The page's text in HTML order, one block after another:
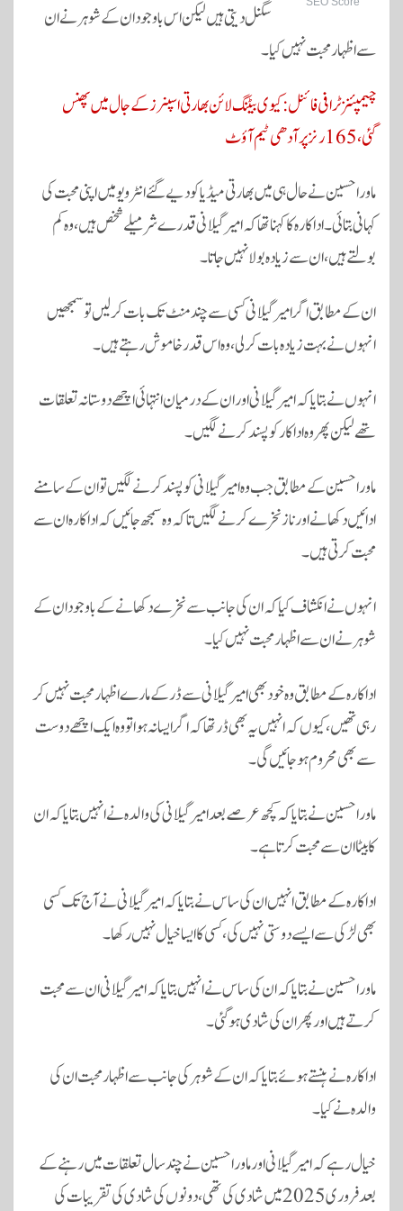
سگنل دیتی ہیں لیکن اس باوجود ان کے شوہر نے ان
سے اظہار محبت نہیں کیا۔
چیمپئنز ٹرافی فائنل: کیوی بیٹنگ لائن بھارتی اسپنرز کے جال میں پھنس
گئی، 165 رنز پر آدھی ٹیم آؤٹ
ماورا حسین نے حال ہی میں بھارتی میڈیا کو دیے گئے انٹرویو میں اپنی محبت کی
کہانی بتائی۔ اداکارہ کا کہنا تھا کہ امیر گیلانی قدرے شرمیلے شخص ہیں، وہ کم
بولتے ہیں، ان سے زیادہ بولا نہیں جاتا۔
ان کے مطابق اگر امیر گیلانی کسی سے چند منٹ تک بات کرلیں تو سمجھیں
انہوں نے بہت زیادہ بات کرلی، وہ اس قدر خاموش رہتے ہیں۔
انہوں نے بتایا کہ امیر گیلانی اور ان کے درمیان انتہائی اچھے دوستانہ تعلقات
تھے لیکن پھر وہ اداکار کو پسند کرنے لگیں۔
ماورا حسین کے مطابق جب وہ امیر گیلانی کو پسند کرنے لگیں تو ان کے سامنے
ادائیں دکھانے اور ناز نخرے کرنے لگیں تاکہ وہ سمجھ جائیں کہ اداکارہ ان سے
محبت کرتی ہیں۔
انہوں نے انکشاف کیا کہ ان کی جانب سے نخرے دکھانے کے باوجود ان کے
شوہر نے ان سے اظہار محبت نہیں کیا۔
اداکارہ کے مطابق وہ خود بھی امیر گیلانی سے ڈر کے مارے اظہار محبت نہیں کر
رہی تھیں، کیوں کہ انہیں یہ بھی ڈر تھا کہ اگر ایسا نہ ہوا تو وہ ایک اچھے دوست
سے بھی محروم ہوجائیں گی۔
ماورا حسین نے بتایا کہ کچھ عرصے بعد امیر گیلانی کی والدہ نے انہیں بتایا کہ ان
کا بیٹا ان سے محبت کرتا ہے۔
اداکارہ کے مطابق انہیں ان کی ساس نے بتایا کہ امیر گیلانی نے آج تک کسی
بھی لڑکی سے ایسے دوستی نہیں کی، کسی کا ایسا خیال نہیں رکھا۔
ماورا حسین نے بتایا کہ ان کی ساس نے انہیں بتایا کہ امیر گیلانی ان سے محبت
کرتے ہیں اور پھر ان کی شادی ہوگئی۔
اداکارہ نے ہنستے ہوئے بتایا کہ ان کے شوہر کی جانب سے اظہار محبت ان کی
والدہ نے کیا۔
خیال رہے کہ امیر گیلانی اور ماورا حسین نے چند سال تعلقات میں رہنے کے
بعد فروری 2025 میں شادی کی تھی، دونوں کی شادی کی تقریبات کی